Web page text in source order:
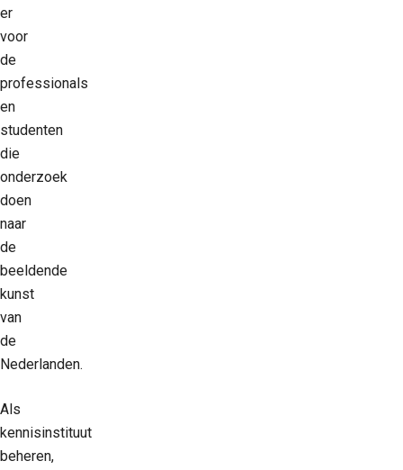
er
voor
de
professionals
en
studenten
die
onderzoek
doen
naar
de
beeldende
kunst
van
de
Nederlanden.
Als
kennisinstituut
beheren,